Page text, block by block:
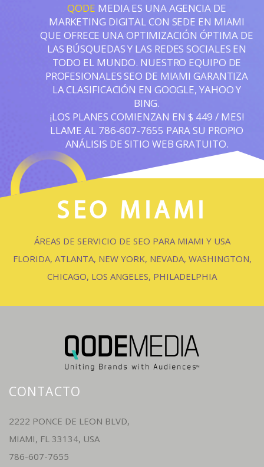
QODE MEDIA ES UNA AGENCIA DE
MARKETING DIGITAL CON SEDE EN MIAMI
QUE OFRECE UNA OPTIMIZACIÓN ÓPTIMA DE
LAS BÚSQUEDAS Y LAS REDES SOCIALES EN
TODO EL MUNDO. NUESTRO EQUIPO DE
PROFESIONALES SEO DE MIAMI GARANTIZA
LA CLASIFICACIÓN EN GOOGLE, YAHOO Y
BING.
¡LOS PLANES COMIENZAN EN $ 449 / MES!
LLAME AL 786-607-7655 PARA SU PROPIO
ANÁLISIS DE SITIO WEB GRATUITO.
SEO MIAMI
ÁREAS DE SERVICIO DE SEO PARA MIAMI Y USA
FLORIDA, ATLANTA, NEW YORK, NEVADA, WASHINGTON,
CHICAGO, LOS ANGELES, PHILADELPHIA
CONTACTO
2222 PONCE DE LEON BLVD,
MIAMI, FL 33134, USA
786-607-7655